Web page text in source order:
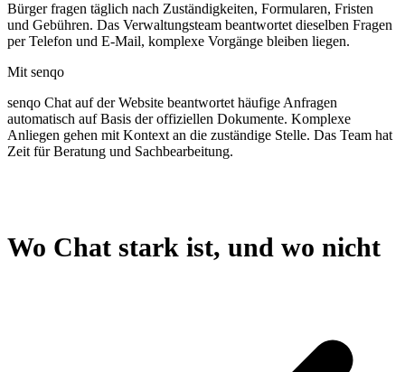
Bürger fragen täglich nach Zuständigkeiten, Formularen, Fristen
und Gebühren. Das Verwaltungsteam beantwortet dieselben Fragen
per Telefon und E-Mail, komplexe Vorgänge bleiben liegen.
Mit senqo
senqo Chat auf der Website beantwortet häufige Anfragen
automatisch auf Basis der offiziellen Dokumente. Komplexe
Anliegen gehen mit Kontext an die zuständige Stelle. Das Team hat
Zeit für Beratung und Sachbearbeitung.
Wo Chat stark ist, und wo nicht